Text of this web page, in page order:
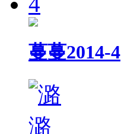
蔓蔓2014-4